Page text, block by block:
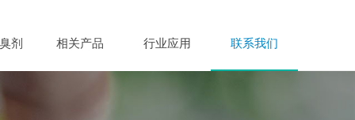
剂 相关产品 行业应用 联系我们